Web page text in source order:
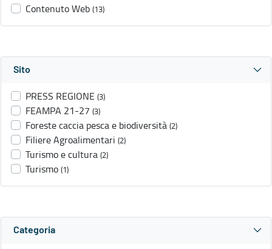
Contenuto Web (13)
Sito
PRESS REGIONE (3)
FEAMPA 21-27 (3)
Foreste caccia pesca e biodiversità (2)
Filiere Agroalimentari (2)
Turismo e cultura (2)
Turismo (1)
Categoria